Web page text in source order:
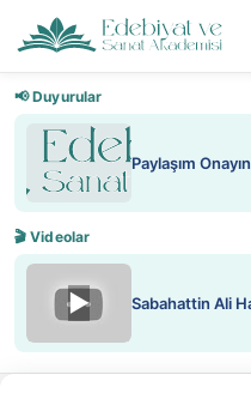
📢 Duyurular
Paylaşım
🎬 Videolar
▶ Sabahattin Ali